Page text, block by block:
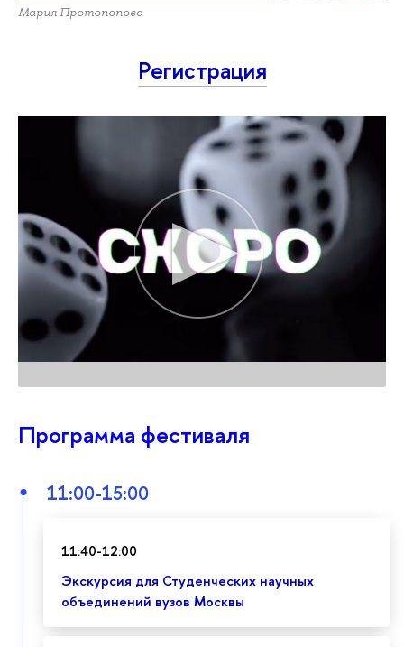
Мария Протопопова
Регистрация
Программа фестиваля
11:00-15:00
11:40-12:00
Экскурсия для Студенческих научных
объединений вузов Москвы